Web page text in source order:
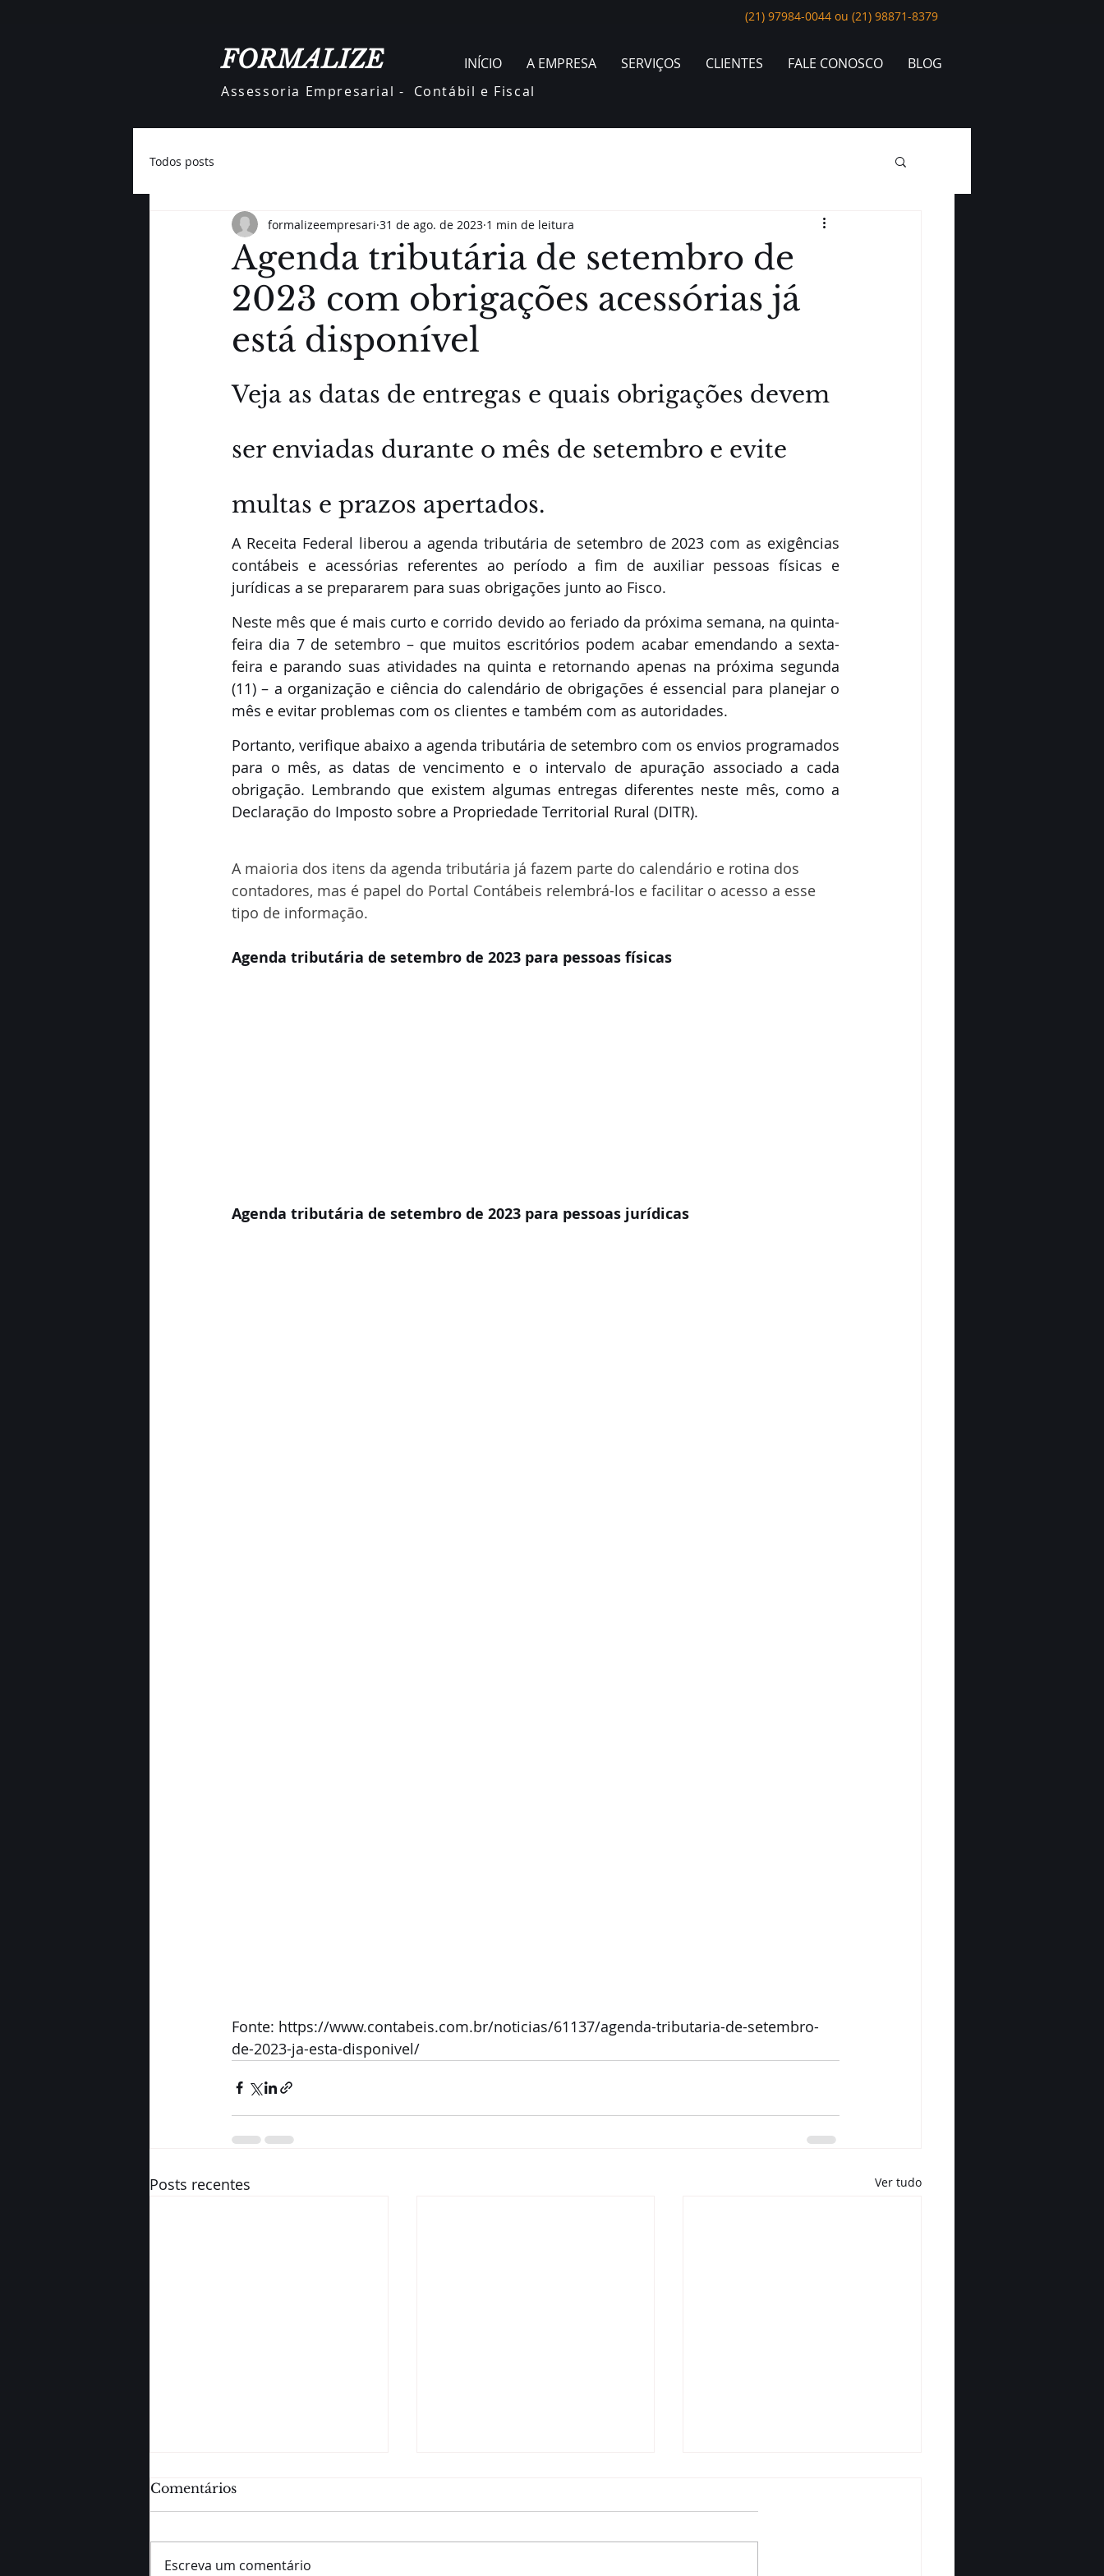
(21) 97984-0044 ou (21) 98871-8379
FORMALIZE INÍCIO A EMPRESA SERVIÇOS CLIENTES FALE CONOSCO
BLOG
Assessoria Empresarial - Contábil e Fiscal
Todos posts
Agenda tributária de setembro de
2023 com obrigações acessórias já
está disponível
formalizeempresari 31 de ago. de 2023 1 min de leitura
Veja as datas de entregas e quais obrigações devem
ser enviadas durante o mês de setembro e evite
multas e prazos apertados.
A Receita Federal liberou a agenda tributária de setembro de 2023 com as exigências
contábeis e acessórias referentes ao período a fim de auxiliar pessoas físicas e
jurídicas a se prepararem para suas obrigações junto ao Fisco.
Neste mês que é mais curto e corrido devido ao feriado da próxima semana, na quinta-
feira dia 7 de setembro – que muitos escritórios podem acabar emendando a sexta-
feira e parando suas atividades na quinta e retornando apenas na próxima segunda
(11) – a organização e ciência do calendário de obrigações é essencial para planejar o
mês e evitar problemas com os clientes e também com as autoridades.
Portanto, verifique abaixo a agenda tributária de setembro com os envios programados
para o mês, as datas de vencimento e o intervalo de apuração associado a cada
obrigação. Lembrando que existem algumas entregas diferentes neste mês, como a
Declaração do Imposto sobre a Propriedade Territorial Rural (DITR).
A maioria dos itens da agenda tributária já fazem parte do calendário e rotina dos
contadores, mas é papel do Portal Contábeis relembrá-los e facilitar o acesso a esse
tipo de informação.
Agenda tributária de setembro de 2023 para pessoas físicas
Agenda tributária de setembro de 2023 para pessoas jurídicas
Fonte: https://www.contabeis.com.br/noticias/61137/agenda-tributaria-de-setembro-
de-2023-ja-esta-disponivel/
Posts recentes Ver tudo
Comentários
Escreva um comentário